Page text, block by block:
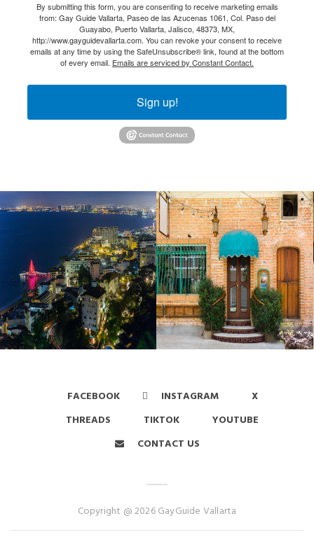
By submitting this form, you are consenting to receive marketing emails
from: Gay Guide Vallarta, Paseo de las Azucenas 1061, Col. Paso del
Guayabo, Puerto Vallarta, Jalisco, 48373, MX,
http://www.gayguidevallarta.com. You can revoke your consent to receive
emails at any time by using the SafeUnsubscribe® link, found at the bottom
of every email. Emails are serviced by Constant Contact.
Sign up!
FACEBOOK INSTAGRAM
X
THREADS
TIKTOK
YOUTUBE
CONTACT US
Copyright @ 2026 GayGuide Vallarta